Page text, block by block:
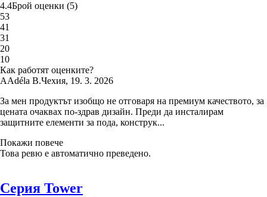
4.4Брой оценки (5)
53
41
31
20
10
Как работят оценките?
AAdéla B.Чехия, 19. 3. 2026
За мен продуктът изобщо не отговаря на премиум качеството, за
цената очаквах по-здрав дизайн. Преди да инсталирам
защитните елементи за пода, конструк...
Покажи повече
Това ревю е автоматично преведено.
Серия Tower